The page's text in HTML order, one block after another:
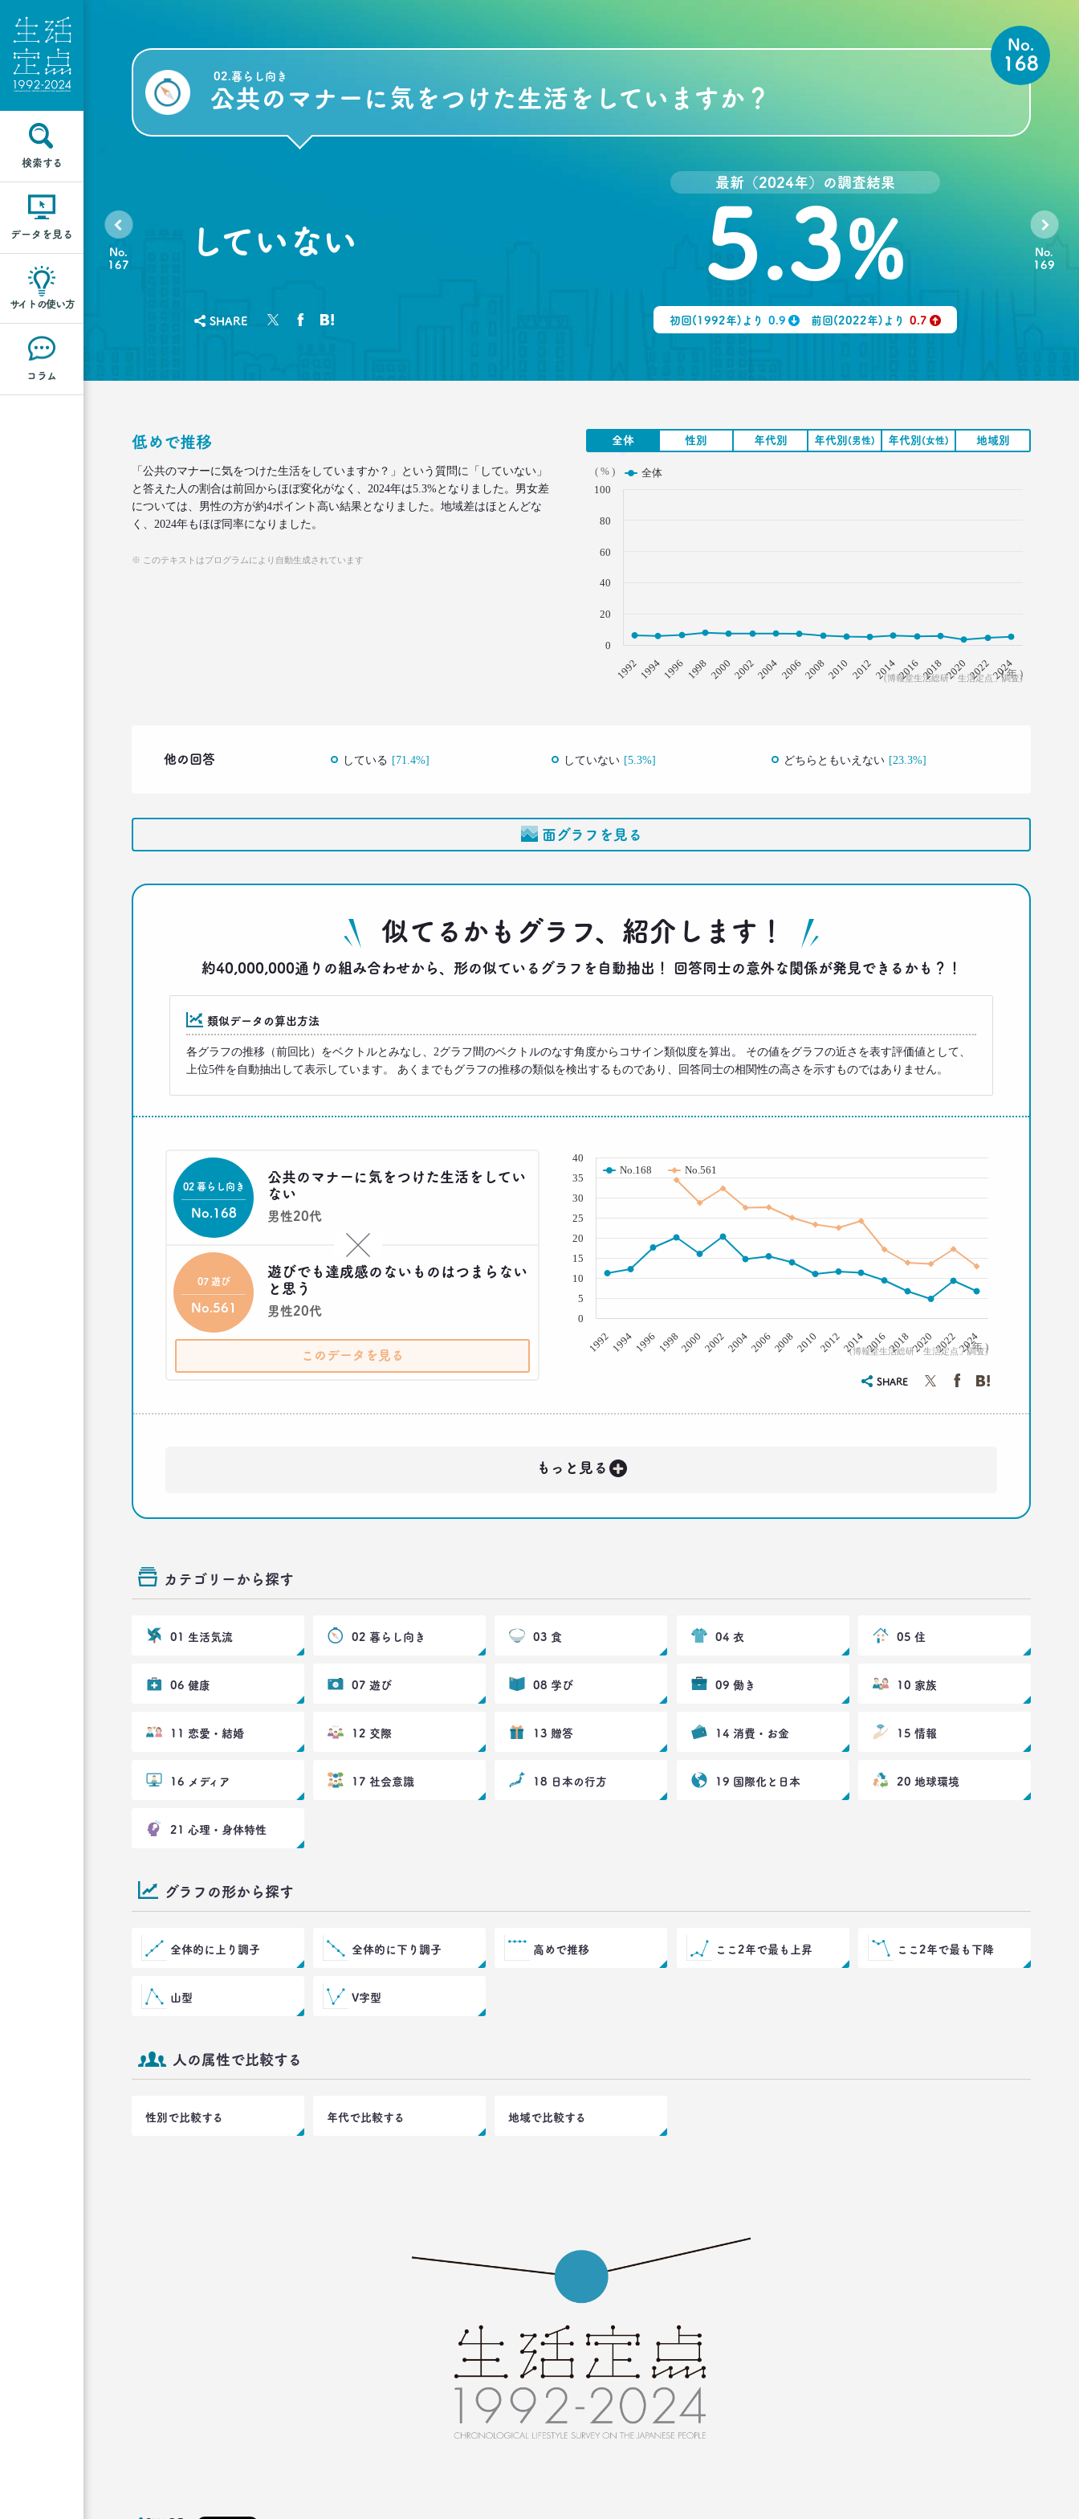
検索する
データを見る
サイトの使い方
コラム
02.暮らし向き
公共のマナーに気をつけた生活をしていますか？
No.
168
していない
最新（2024年）の調査結果
5.3%
初回(1992年)より
0.9
↓
前回(2022年)より
0.7
↑
SHARE
No.
167
No.
169
全体 性別 年代別 年代別 (男性) 年代別 (女性) 地域別
( 年 )
( % )
(博報堂生活総研「生活定点」調査)
全体
1992 1994 1996 1998 2000 20022004 200620082010 2012 20142016 2018202020222024
0
20
40
60
80
100
低めで推移
「公共のマナーに気をつけた生活をしていますか？」という質問に「していない」
と答えた人の割合は前回からほぼ変化がなく、2024年は5.3%となりました。男女差
については、男性の方が約4ポイント高い結果となりました。地域差はほとんどな
く、2024年もほぼ同率になりました。
※ このテキストはプログラムにより自動生成されています
他の回答 している [71.4%] していない [5.3%] どちらともいえない [23.3%]
面グラフを見る
似てるかもグラフ、紹介します！
約40,000,000通りの組み合わせから、形の似ているグラフを自動抽出！ 回答同士の意外な関係が発見できるかも？！
類似データの算出方法
各グラフの推移（前回比）をベクトルとみなし、2グラフ間のベクトルのなす角度からコサイン類似度を算出。 その値をグラフの近さを表す評価値として、
上位5件を自動抽出して表示しています。 あくまでもグラフの推移の類似を検出するものであり、回答同士の相関性の高さを示すものではありません。
公共のマナーに気をつけた生活をしてい
ない
男性20代
02 暮らし向き
No.168
遊びでも達成感のないものはつまらない
と思う
男性20代
07 遊び
No.561
このデータを見る
( 年 )
(博報堂生活総研「生活定点」調査)
No.168 No.561
1992 1994 1996 19982000 20022004200620082010 2012201420162018202020222024
10
20
0
5
15
25
30
35
40
SHARE
もっと見る +
カテゴリーから探す
01 生活気流 02 暮らし向き 03 食 04 衣 05 住
06 健康 07 遊び 08 学び 09 働き 10 家族
11 恋愛・結婚 12 交際 13 贈答 14 消費・お金 15 情報
16 メディア 17 社会意識 18 日本の行方 19 国際化と日本 20 地球環境
21 心理・身体特性
グラフの形から探す
全体的に上り調子 全体的に下り調子 高めで推移 ここ2年で最も上昇 ここ2年で最も下降
山型 V字型
人の属性で比較する
性別で比較する 年代で比較する 地域で比較する